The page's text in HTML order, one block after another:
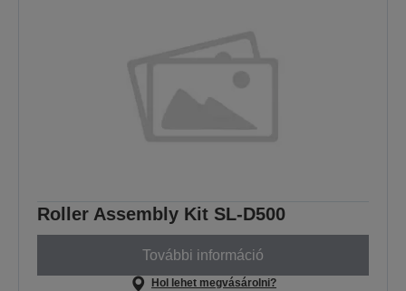
Roller Assembly Kit SL-D500
További információ
Hol lehet megvásárolni?